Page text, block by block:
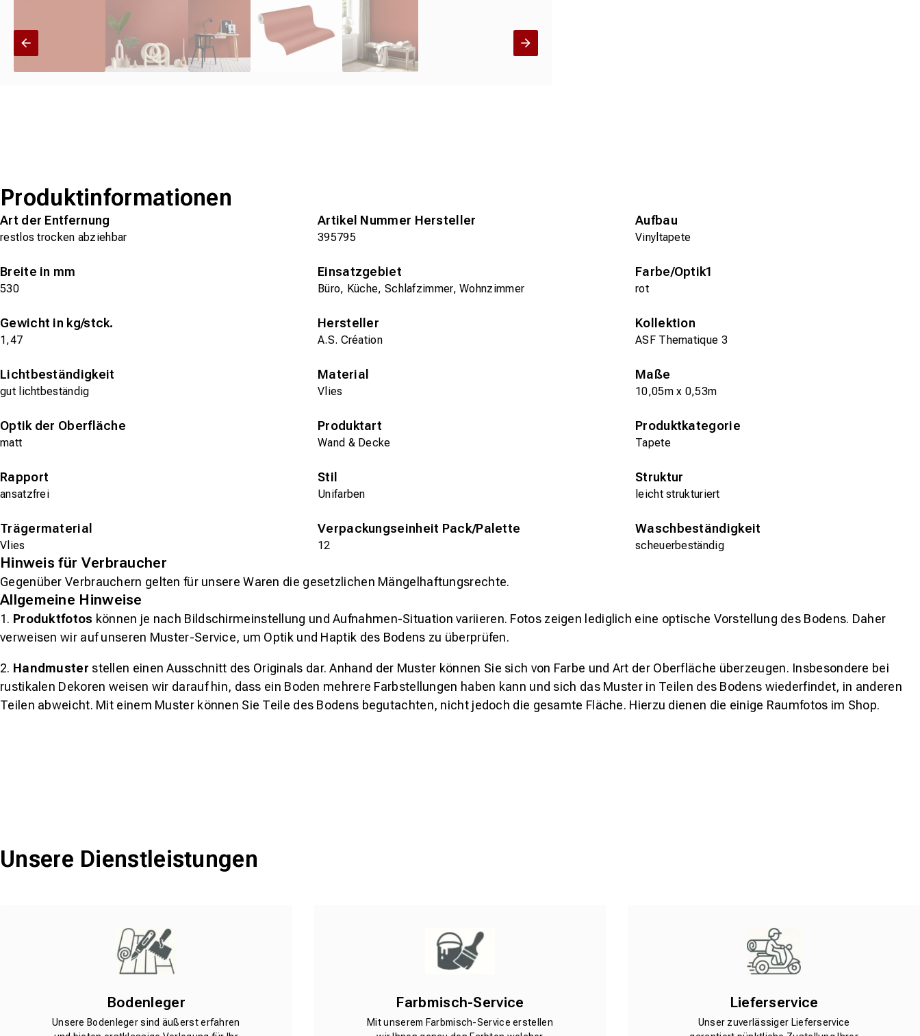
Produktinformationen
Art der Entfernung
restlos trocken abziehbar
Artikel Nummer Hersteller
395795
Aufbau
Vinyltapete
Breite in mm
530
Einsatzgebiet
Büro, Küche, Schlafzimmer, Wohnzimmer
Farbe/Optik1
rot
Gewicht in kg/stck.
1,47
Hersteller
A.S. Création
Kollektion
ASF Thematique 3
Lichtbeständigkeit
gut lichtbeständig
Material
Vlies
Maße
10,05m x 0,53m
Optik der Oberfläche
matt
Produktart
Wand & Decke
Produktkategorie
Tapete
Rapport
ansatzfrei
Stil
Unifarben
Struktur
leicht strukturiert
Trägermaterial
Vlies
Verpackungseinheit Pack/Palette
12
Waschbeständigkeit
scheuerbeständig
Hinweis für Verbraucher
Gegenüber Verbrauchern gelten für unsere Waren die gesetzlichen Mängelhaftungsrechte.
Allgemeine Hinweise
1. Produktfotos können je nach Bildschirmeinstellung und Aufnahmen-Situation variieren. Fotos zeigen lediglich eine optische Vorstellung des Bodens. Daher
verweisen wir auf unseren Muster-Service, um Optik und Haptik des Bodens zu überprüfen.
2. Handmuster stellen einen Ausschnitt des Originals dar. Anhand der Muster können Sie sich von Farbe und Art der Oberfläche überzeugen. Insbesondere bei
rustikalen Dekoren weisen wir darauf hin, dass ein Boden mehrere Farbstellungen haben kann und sich das Muster in Teilen des Bodens wiederfindet, in anderen
Teilen abweicht. Mit einem Muster können Sie Teile des Bodens begutachten, nicht jedoch die gesamte Fläche. Hierzu dienen die einige Raumfotos im Shop.
Unsere Dienstleistungen
Bodenleger
Unsere Bodenleger sind äußerst erfahren
Farbmisch-Service
Mit unserem Farbmisch-Service erstellen
Lieferservice
Unser zuverlässiger Lieferservice